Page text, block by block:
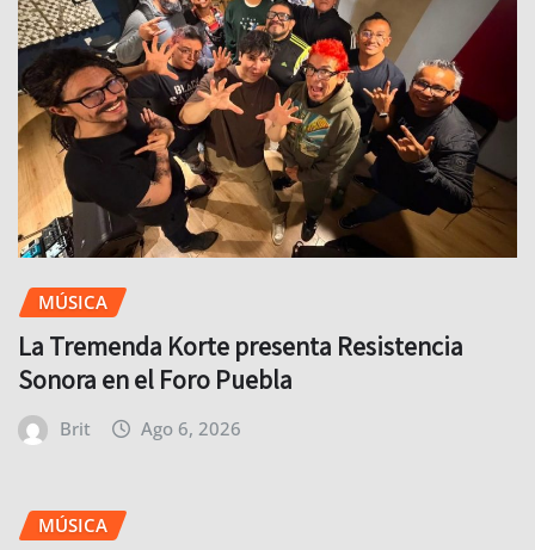
MÚSICA
La Tremenda Korte presenta Resistencia
Sonora en el Foro Puebla
Brit Ago 6, 2026
MÚSICA